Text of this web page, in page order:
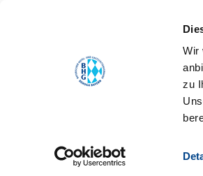
Wir
zu
Hauptamt
Bezirks- und
Ehrenamt